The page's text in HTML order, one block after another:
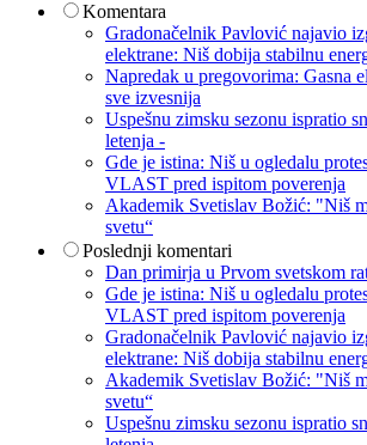
Komentara
Gradonačelnik Pavlović najavio
elektrane: Niš dobija stabilnu
Napredak u pregovorima: Gasna
sve izvesnija
Uspešnu zimsku sezonu ispratio
letenja -
Gde je istina: Niš u ogledalu
VLAST pred ispitom poverenja
Akademik Svetislav Božić: "Niš
svetu“
Poslednji komentari
Dan primirja u Prvom svetskom
Gde je istina: Niš u ogledalu
VLAST pred ispitom poverenja
Gradonačelnik Pavlović najavio
elektrane: Niš dobija stabilnu
Akademik Svetislav Božić: "Niš
svetu“
Uspešnu zimsku sezonu ispratio